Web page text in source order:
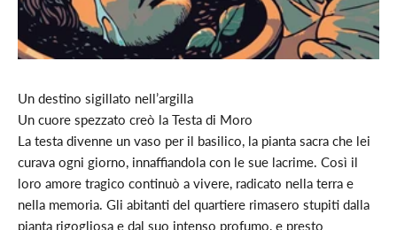
Un destino sigillato nell’argilla
Un cuore spezzato creò la Testa di Moro
La testa divenne un vaso per il basilico, la pianta sacra che lei
curava ogni giorno, innaffiandola con le sue lacrime. Così il
loro amore tragico continuò a vivere, radicato nella terra e
nella memoria. Gli abitanti del quartiere rimasero stupiti dalla
pianta rigogliosa e dal suo intenso profumo, e presto